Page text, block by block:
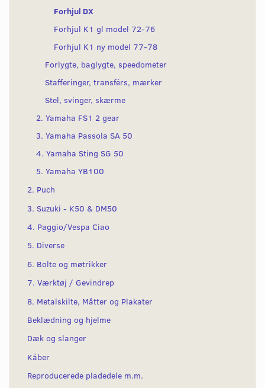
Forhjul DX
Forhjul K1 gl model 72-76
Forhjul K1 ny model 77-78
Forlygte, baglygte, speedometer
Stafferinger, transférs, mærker
Stel, svinger, skærme
2. Yamaha FS1 2 gear
3. Yamaha Passola SA 50
4. Yamaha Sting SG 50
5. Yamaha YB100
2. Puch
3. Suzuki - K50 & DM50
4. Paggio/Vespa Ciao
5. Diverse
6. Bolte og møtrikker
7. Værktøj / Gevindrep
8. Metalskilte, Måtter og Plakater
Beklædning og hjelme
Dæk og slanger
Kåber
Reproducerede pladedele m.m.